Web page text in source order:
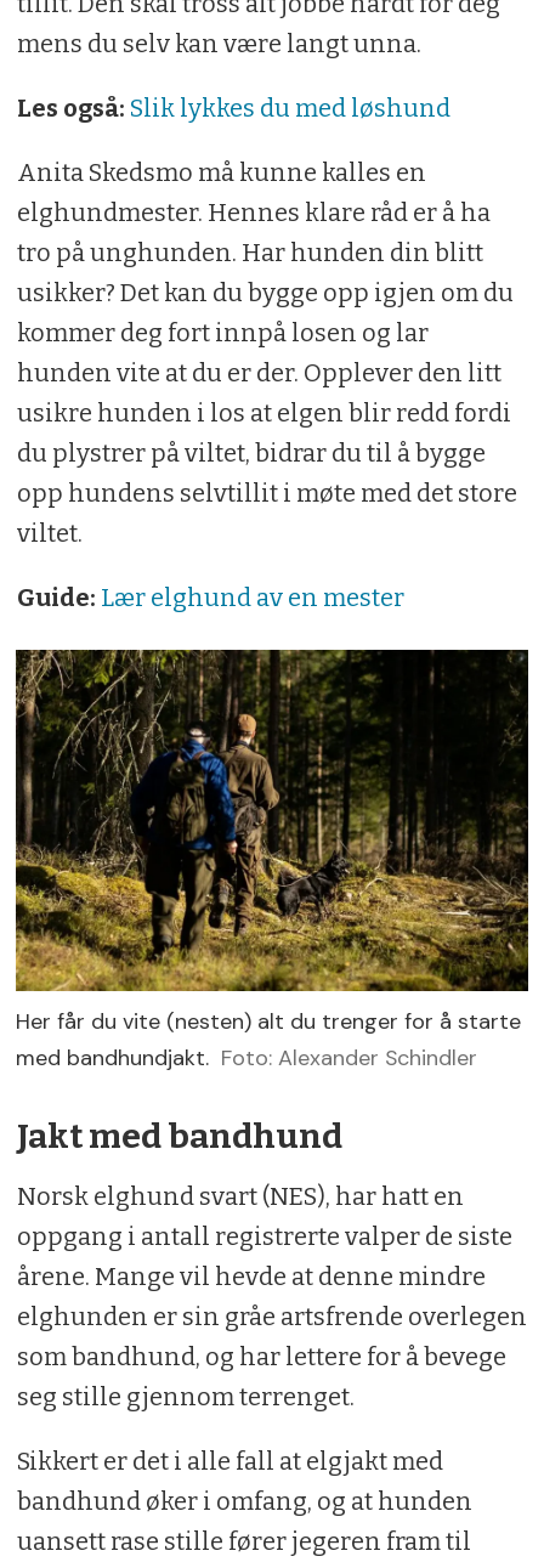
mens du selv kan være langt unna.
Les også: Slik lykkes du med løshund
Anita Skedsmo må kunne kalles en
elghundmester. Hennes klare råd er å ha
tro på unghunden. Har hunden din blitt
usikker? Det kan du bygge opp igjen om du
kommer deg fort innpå losen og lar
hunden vite at du er der. Opplever den litt
usikre hunden i los at elgen blir redd fordi
du plystrer på viltet, bidrar du til å bygge
opp hundens selvtillit i møte med det store
viltet.
Guide: Lær elghund av en mester
Her får du vite (nesten) alt du trenger for å starte
med bandhundjakt. Foto: Alexander Schindler
Jakt med bandhund
Norsk elghund svart (NES), har hatt en
oppgang i antall registrerte valper de siste
årene. Mange vil hevde at denne mindre
elghunden er sin gråe artsfrende overlegen
som bandhund, og har lettere for å bevege
seg stille gjennom terrenget.
Sikkert er det i alle fall at elgjakt med
bandhund øker i omfang, og at hunden
uansett rase stille fører jegeren fram til